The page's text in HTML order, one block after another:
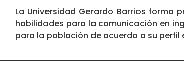
La Universidad Gerardo Barrios forma
habilidades para la comunicación en
para la población de acuerdo a su perfil